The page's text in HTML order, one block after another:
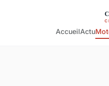
AccueilActu